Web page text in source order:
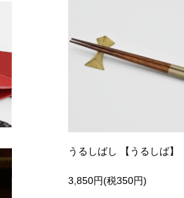
うるしばし 【うるしば】
3,850円(税350円)